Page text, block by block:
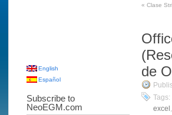
« Clase
de
Tags:
excel ,
English
Español
Subscribe to
NeoEGM.com